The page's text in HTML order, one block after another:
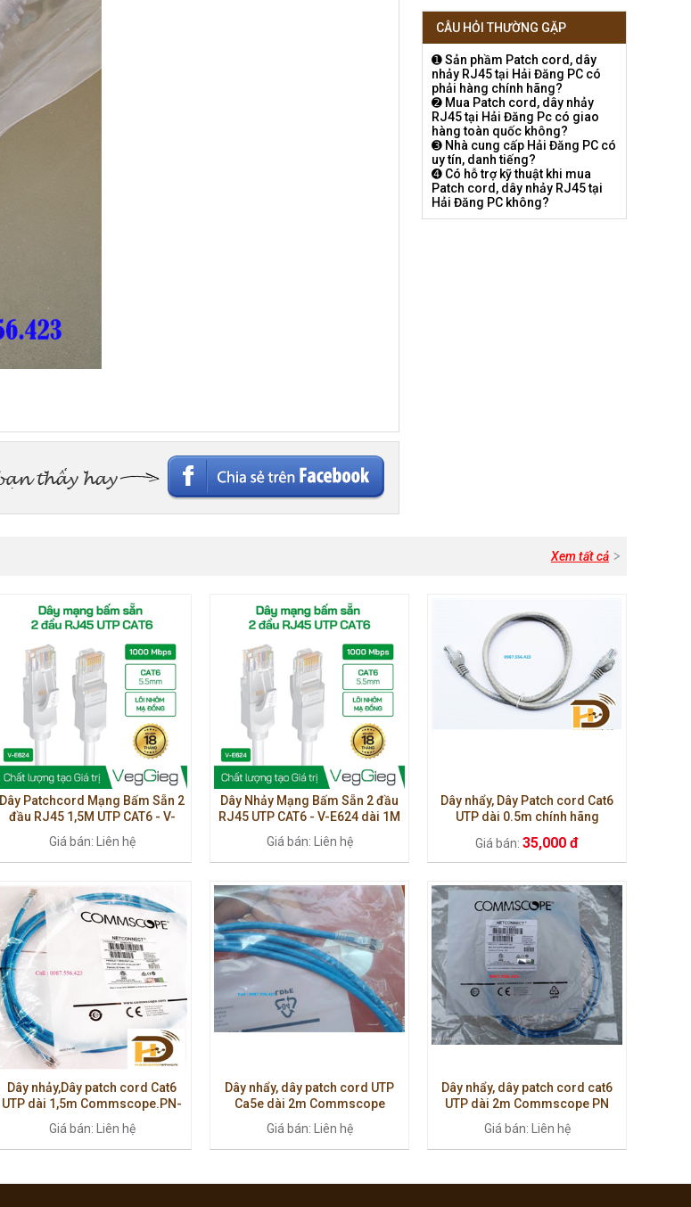
CÂU HỎI THƯỜNG GẶP
➊ Sản phầm Patch cord, dây
nhảy RJ45 tại Hải Đăng PC có
phải hàng chính hãng?
➋ Mua Patch cord, dây nhảy
RJ45 tại Hải Đăng Pc có giao
hàng toàn quốc không?
➌ Nhà cung cấp Hải Đăng PC có
uy tín, danh tiếng?
➍ Có hỗ trợ kỹ thuật khi mua
Patch cord, dây nhảy RJ45 tại
Hải Đăng PC không?
Xem tất cả
Dây Patchcord Mạng Bấm Sẵn 2
đầu RJ45 1,5M UTP CAT6 - V-
Giá bán: Liên hệ
Dây Nhảy Mạng Bấm Sẵn 2 đầu
RJ45 UTP CAT6 - V-E624 dài 1M
Giá bán: Liên hệ
Dây nhẩy, Dây Patch cord Cat6
UTP dài 0.5m chính hãng
Giá bán: 35,000 đ
Dây nhảy,Dây patch cord Cat6
UTP dài 1,5m Commscope.PN-
Giá bán: Liên hệ
Dây nhẩy, dây patch cord UTP
Ca5e dài 2m Commscope
Giá bán: Liên hệ
Dây nhẩy, dây patch cord cat6
UTP dài 2m Commscope PN
Giá bán: Liên hệ